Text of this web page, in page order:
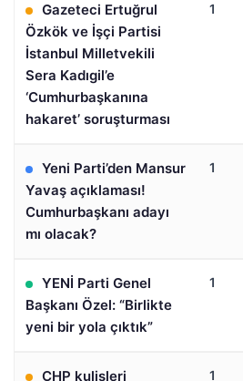
Gazeteci Ertuğrul
Özkök ve İşçi Partisi
İstanbul Milletvekili
Sera Kadıgil’e
‘Cumhurbaşkanına
hakaret’ soruşturması
1
Yeni Parti’den Mansur
Yavaş açıklaması!
Cumhurbaşkanı adayı
mı olacak?
1
YENİ Parti Genel
Başkanı Özel: “Birlikte
yeni bir yola çıktık”
1
CHP kulisleri 1